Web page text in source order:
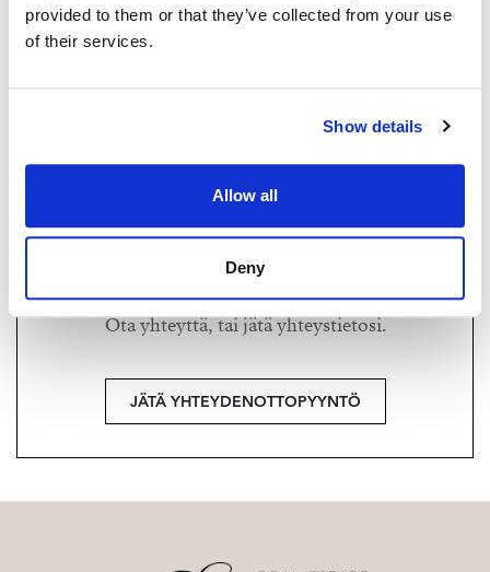
provided to them or that they’ve collected from your use
of their services.
Show details
Allow all
Deny
tuukka.hakkarainen@strand.fi
Tuukka Hakkarainen LKV | 3324650-9
Haluatko lisätietoja?
Ota yhteyttä, tai jätä yhteystietosi.
JÄTÄ YHTEYDENOTTOPYYNTÖ